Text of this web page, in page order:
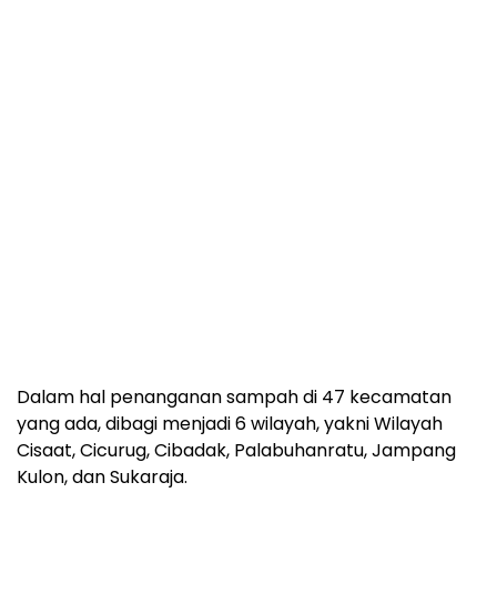
Dalam hal penanganan sampah di 47 kecamatan
yang ada, dibagi menjadi 6 wilayah, yakni Wilayah
Cisaat, Cicurug, Cibadak, Palabuhanratu, Jampang
Kulon, dan Sukaraja.